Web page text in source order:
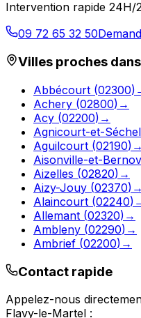
Intervention rapide 24H/
09 72 65 32 50
Villes proches
Abbécourt (02300)
Achery (02800) →
Acy (02200) →
Agnicourt-et-
Aguilcourt (02190) →
Aisonville-et-
Aizelles (02820) →
Aizy-Jouy (02370) →
Alaincourt (02240)
Allemant (02320) →
Ambleny (02290) →
Ambrief (02200) →
Contact rapide
Appelez-nous
Flavy-le-Martel :